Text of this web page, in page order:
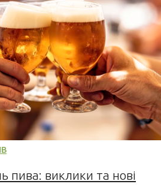
пива: виклики та нові